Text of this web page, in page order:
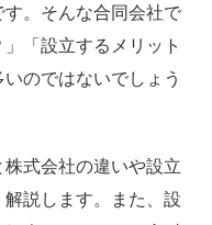
。そんな合同会社で
「設立するメリット
のではないでしょう
式会社の違いや設立
説します。また、設